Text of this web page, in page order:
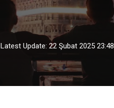
Latest Update: 22 Şubat 2025 23:48